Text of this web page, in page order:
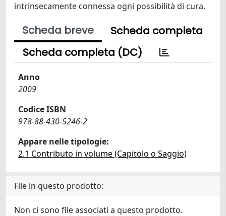
intrinsecamente connessa ogni possibilità di cura.
Scheda breve
Scheda completa
Scheda completa (DC)
Anno
2009
Codice ISBN
978-88-430-5246-2
Appare nelle tipologie:
2.1 Contributo in volume (Capitolo o Saggio)
File in questo prodotto:
Non ci sono file associati a questo prodotto.